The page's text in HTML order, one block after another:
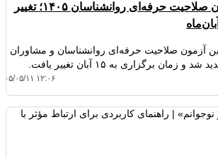
تمدید ثبت‌نام آزمون صلاحیت حرفه‌ای روانشناسان ۱۴۰۵؛ تغییر
آزمون صلاحیت حرفه‌ای روانشناسان و مشاوران
۱۴۰۵/۰۵/۱۱